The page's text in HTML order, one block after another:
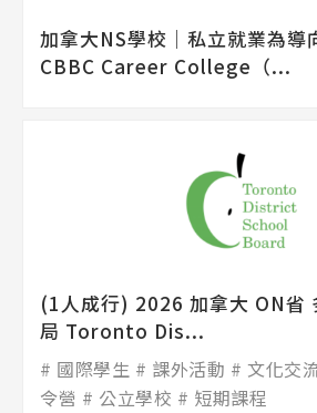
加拿大NS學校│私立就業為導
CBBC Career College（...
(1人成行) 2026 加拿大 ON省
局 Toronto Dis...
國際學生 課外活動 文化交
令營
公立學校 短期課程